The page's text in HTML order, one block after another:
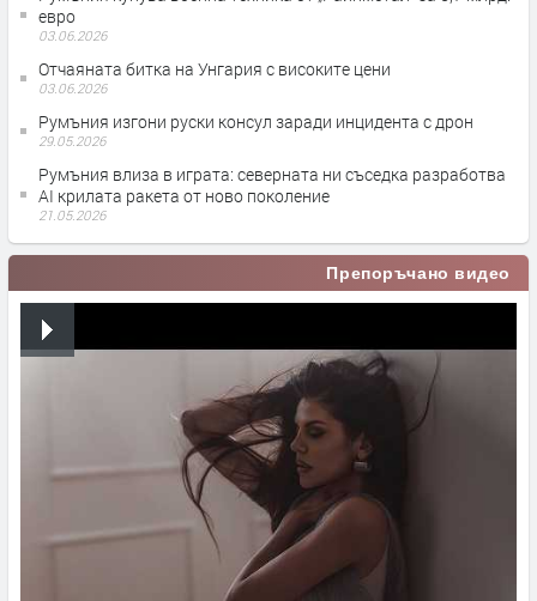
евро
03.06.2026
Отчаяната битка на Унгария с високите цени
03.06.2026
Румъния изгони руски консул заради инцидента с дрон
29.05.2026
Румъния влиза в играта: северната ни съседка разработва
AI крилата ракета от ново поколение
21.05.2026
Препоръчано видео